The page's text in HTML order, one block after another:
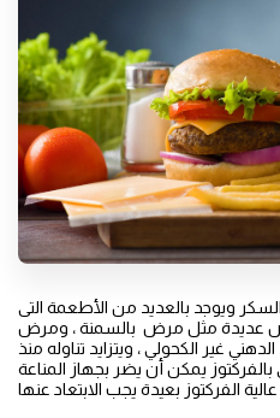
ويوجد بالعديد من الأطعمة التى
عديدة مثل مرض بالسمنة ، ومرض
الكبد الدهني غير الكحولي ، ويتزايد تناوله منذ
يمكن أن يضر بجهاز المناعة